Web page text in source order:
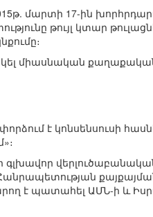
մարտի 17-ին
թույլ կտար
միասնական
է կոնսենսուսի
գլխավոր
է պատահել ԱՄՆ-ի և